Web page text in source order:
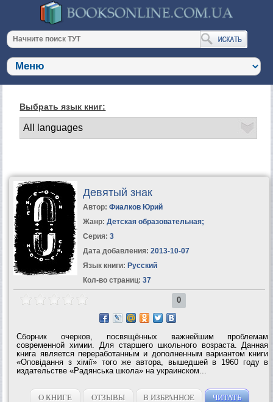
Выбрать язык книг:
Девятый знак
Автор: Фиалков Юрий
Жанр: Детская образовательная;
Серия: 3
Дата добавления: 2013-10-07
Язык книги: Русский
Кол-во страниц: 37
0
Сборник очерков, посвящённых важнейшим проблемам
современной химии. Для старшего школьного возраста. Данная
книга является переработанным и дополненным вариантом книги
«Оповідання з хімії» того же автора, вышедшей в 1960 году в
издательстве «Радянська школа» на украинском...
О КНИГЕ ОТЗЫВЫ В ИЗБРАННОЕ ЧИТАТЬ